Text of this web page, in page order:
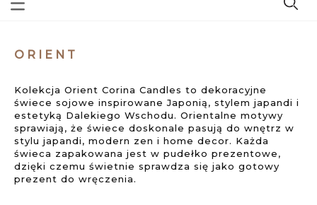
ORIENT
Kolekcja Orient Corina Candles to dekoracyjne
świece sojowe inspirowane Japonią, stylem japandi i
estetyką Dalekiego Wschodu. Orientalne motywy
sprawiają, że świece doskonale pasują do wnętrz w
stylu japandi, modern zen i home decor. Każda
świeca zapakowana jest w pudełko prezentowe,
dzięki czemu świetnie sprawdza się jako gotowy
prezent do wręczenia.